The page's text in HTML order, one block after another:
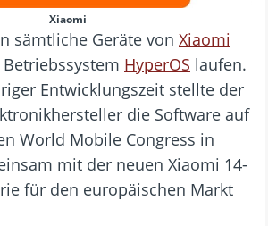
Xiaomi
sämtliche Geräte von Xiaomi
HyperOS laufen.
Entwicklungszeit stellte der
die Software auf
World Mobile Congress in
mit der neuen Xiaomi 14-
für den europäischen Markt